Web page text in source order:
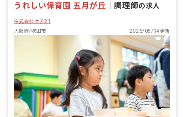
うれしい保育園 五月が丘 ｜調理師の求人
株式会社ケア21
大阪府/吹田市
2026/05/14更新